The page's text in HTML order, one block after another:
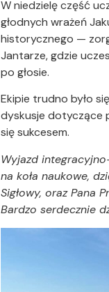
W niedzielę część
głodnych wrażeń
historycznego —
Jantarze, gdzie
po głosie.
Ekipie trudno było
dyskusje dotyczące
się sukcesem.
Wyjazd
na koła naukowe,
Sigłowy, oraz Pana
Bardzo serdecznie